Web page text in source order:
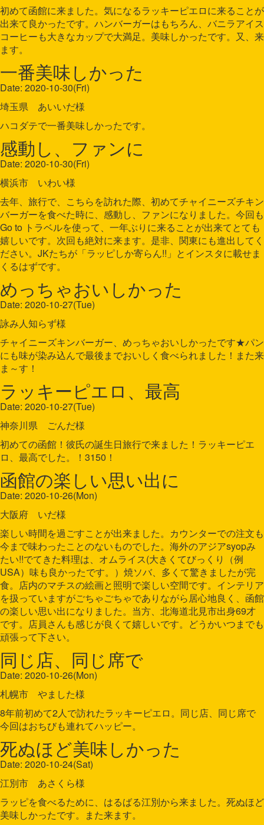
初めて函館に来ました。気になるラッキーピエロに来ることが
出来て良かったです。ハンバーガーはもちろん、バニラアイス
コーヒーも大きなカップで大満足。美味しかったです。又、来
ます。
一番美味しかった
Date: 2020-10-30(Fri)
埼玉県 あいいだ様
ハコダテで一番美味しかったです。
感動し、ファンに
Date: 2020-10-30(Fri)
横浜市 いわい様
去年、旅行で、こちらを訪れた際、初めてチャイニーズチキン
バーガーを食べた時に、感動し、ファンになりました。今回も
Go to トラベルを使って、一年ぶりに来ることが出来てとても
嬉しいです。次回も絶対に来ます。是非、関東にも進出してく
ださい。JKたちが「ラッピしか寄らん!!」とインスタに載せま
くるはずです。
めっちゃおいしかった
Date: 2020-10-27(Tue)
詠み人知らず様
チャイニーズキンバーガー、めっちゃおいしかったです★パン
にも味が染み込んで最後までおいしく食べられました！また来
ま～す！
ラッキーピエロ、最高
Date: 2020-10-27(Tue)
神奈川県 ごんだ様
初めての函館！彼氏の誕生日旅行で来ました！ラッキーピエ
ロ、最高でした。！3150！
函館の楽しい思い出に
Date: 2020-10-26(Mon)
大阪府 いだ様
楽しい時間を過ごすことが出来ました。カウンターでの注文も
今まで味わったことのないものでした。海外のアジアsyopみ
たい!!でてきた料理は、オムライス(大きくてびっくり（例
USA）味も良かったです。）焼ソバ、多くて驚きましたが完
食。店内のマチスの絵画と照明で楽しい空間です。インテリア
を扱っていますがごちゃごちゃでありながら居心地良く、函館
の楽しい思い出になりました。当方、北海道北見市出身69才
です。店員さんも感じが良くて嬉しいです。どうかいつまでも
頑張って下さい。
同じ店、同じ席で
Date: 2020-10-26(Mon)
札幌市 やました様
8年前初めて2人で訪れたラッキーピエロ。同じ店、同じ席で
今回はおちびも連れてハッピー。
死ぬほど美味しかった
Date: 2020-10-24(Sat)
江別市 あさくら様
ラッピを食べるために、はるばる江別から来ました。死ぬほど
美味しかったです。また来ます。